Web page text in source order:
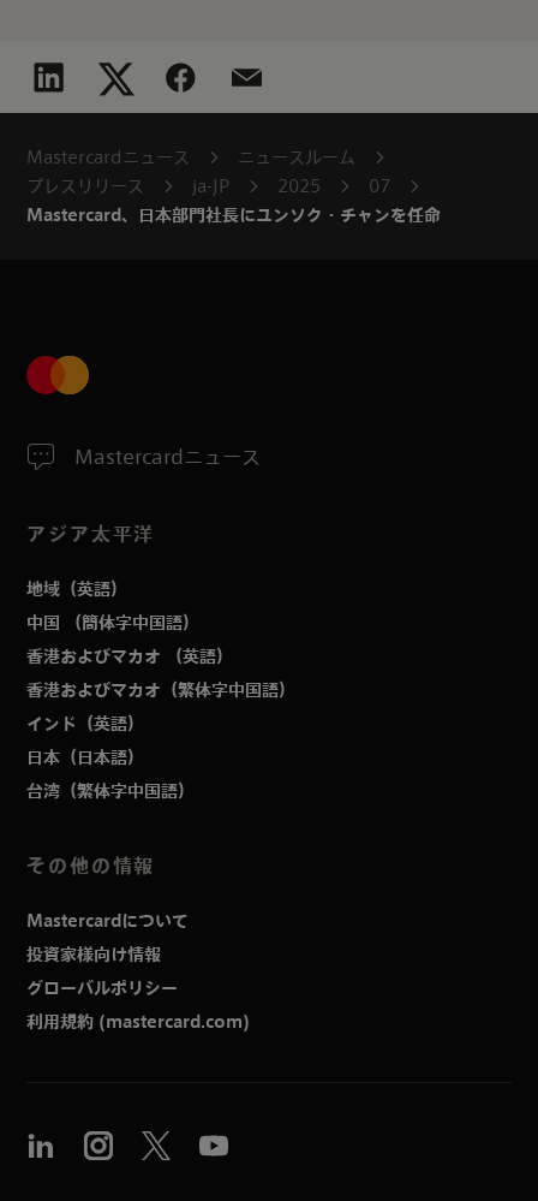
Mastercardニュース
ニュースルーム
プレスリリース
ja-JP 2025
07
Mastercard、日本部門社長にユンソク・チャンを任命
Mastercardニュース
アジア太平洋
地域（英語）
中国 （簡体字中国語）
香港およびマカオ （英語）
香港およびマカオ（繁体字中国語）
インド（英語）
日本（日本語）
台湾（繁体字中国語）
その他の情報
Mastercardについて
投資家様向け情報
グローバルポリシー
利用規約 (mastercard.com)